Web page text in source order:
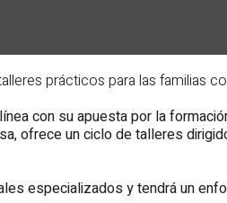
prácticos para las familias
con su apuesta por la
ofrece un ciclo de talleres
especializados y tendrá un